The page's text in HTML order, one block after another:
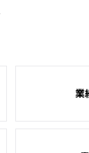
業